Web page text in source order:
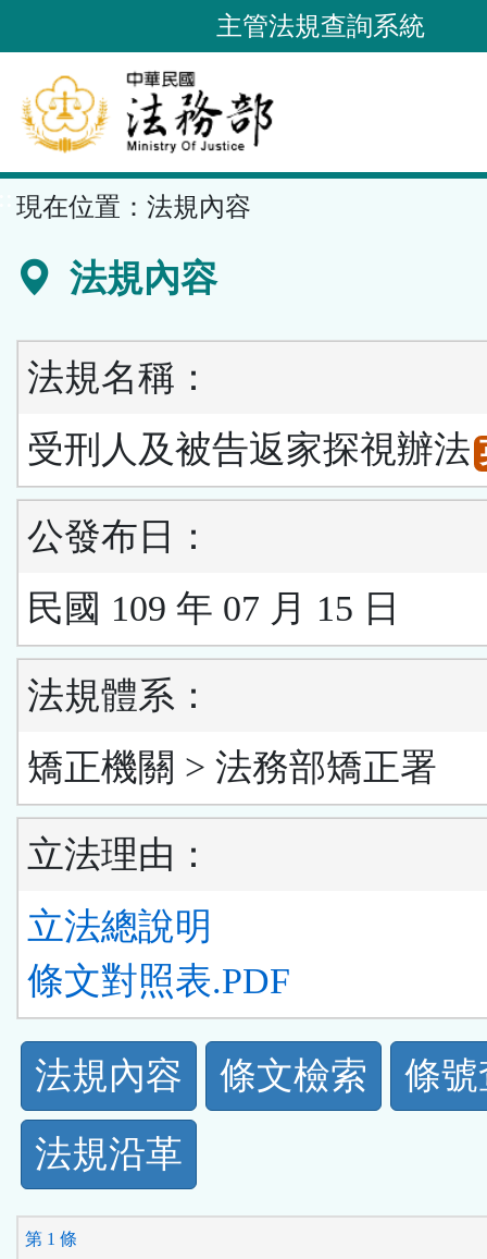
到
要
內
容
區
主管法規查詢系統
現在位置： 法規內容
法規內容
法規名稱：
受刑人及被告返家探視辦法
公發布日：
民國 109 年 07 月 15 日
法規體系：
矯正機關 > 法務部矯正署
立法理由：
立法總說明
條文對照表.PDF
法
規
功
能
法規內容 條文檢索
條
法規沿革
第 1 條